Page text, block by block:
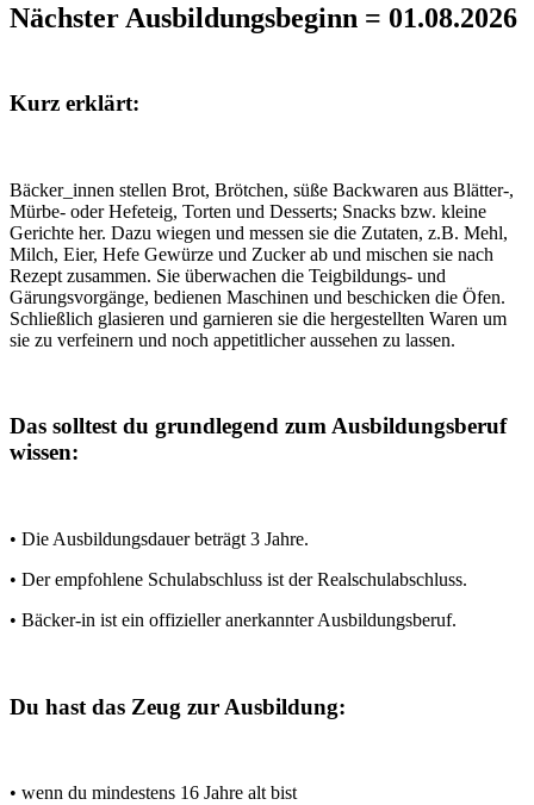
Nächster Ausbildungsbeginn = 01.08.2026
Kurz erklärt:
Bäcker_innen stellen Brot, Brötchen, süße Backwaren aus Blätter-,
Mürbe- oder Hefeteig, Torten und Desserts; Snacks bzw. kleine
Gerichte her. Dazu wiegen und messen sie die Zutaten, z.B. Mehl,
Milch, Eier, Hefe Gewürze und Zucker ab und mischen sie nach
Rezept zusammen. Sie überwachen die Teigbildungs- und
Gärungsvorgänge, bedienen Maschinen und beschicken die Öfen.
Schließlich glasieren und garnieren sie die hergestellten Waren um
sie zu verfeinern und noch appetitlicher aussehen zu lassen.
Das solltest du grundlegend zum Ausbildungsberuf
wissen:
• Die Ausbildungsdauer beträgt 3 Jahre.
• Der empfohlene Schulabschluss ist der Realschulabschluss.
• Bäcker-in ist ein offizieller anerkannter Ausbildungsberuf.
Du hast das Zeug zur Ausbildung:
• wenn du mindestens 16 Jahre alt bist